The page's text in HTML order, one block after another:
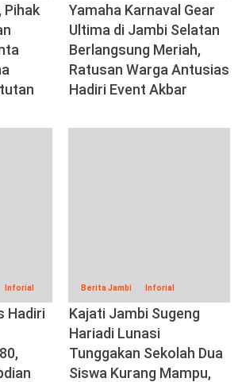
Pihak
Yamaha Karnaval Gear
Ultima di Jambi Selatan
Berlangsung Meriah,
Ratusan Warga Antusias
Hadiri Event Akbar
Inforial
Hadiri
Berita Jambi Inforial
Kajati Jambi Sugeng
Hariadi Lunasi
Tunggakan Sekolah Dua
Siswa Kurang Mampu,